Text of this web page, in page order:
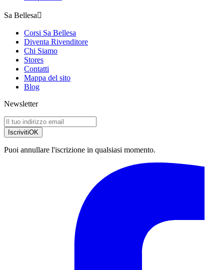
Sa Bellesa
Corsi Sa Bellesa
Diventa Rivenditore
Chi Siamo
Stores
Contatti
Mappa del sito
Blog
Newsletter
IscrivitiOK
Puoi annullare l'iscrizione in qualsiasi momento.